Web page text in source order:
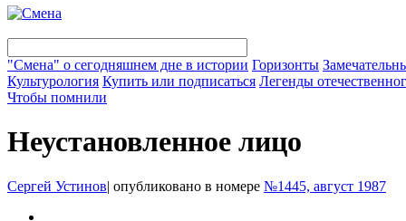
"Смена" о сегодняшнем дне в истории Горизонты
Культурология Купить или подписаться Легенды
Чтобы помнили
Неустановленное лицо
Сергей Устинов| опубликовано в номере №1445, август 1987